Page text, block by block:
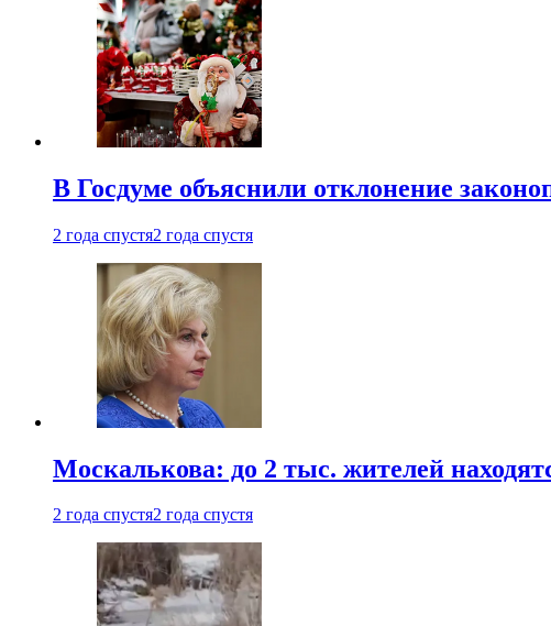
В Госдуме объяснили отклонение
2 года спустя2 года спустя
Москалькова: до 2 тыс. жителей
2 года спустя2 года спустя